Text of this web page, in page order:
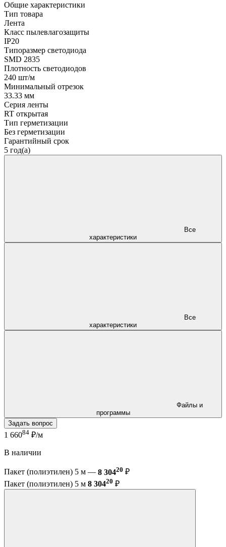
Общие характеристики
Тип товара
Лента
Класс пылевлагозащиты
IP20
Типоразмер светодиода
SMD 2835
Плотность светодиодов
240 шт/м
Минимальный отрезок
33.33 мм
Серия ленты
RT открытая
Тип герметизации
Без герметизации
Гарантийный срок
5 год(а)
характеристики
характеристики
программы
Задать вопрос
1 66084 ₽/м
В наличии
Пакет (полиэтилен) 5 м — 8 30420 ₽
Пакет (полиэтилен) 5 м 8 30420 ₽